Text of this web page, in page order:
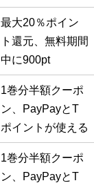
最大20％ポイン
ト還元、無料期間
中に900pt
1巻分半額クーポ
ン、PayPayとT
ポイントが使える
1巻分半額クーポ
ン、PayPayとT